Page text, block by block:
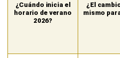
¿Cuándo inicia el
horario de verano
2026?
¿El
mismo